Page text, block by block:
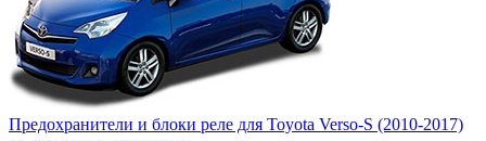
Предохранители и блоки реле для Toyota Verso-S (2010-2017)